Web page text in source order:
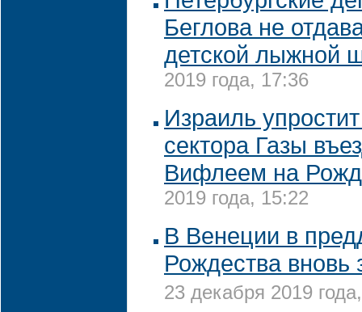
Беглова не
детской лыжной
2019 года, 17:36
Израиль
сектора Газы
Вифлеем на
2019 года, 15:22
В Венеции в
Рождества вновь
23 декабря 2019